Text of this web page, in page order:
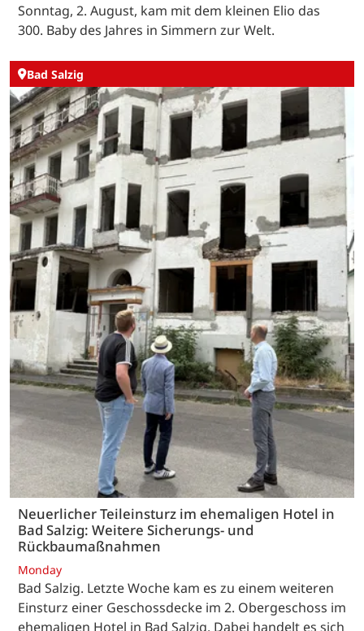
Sonntag, 2. August, kam mit dem kleinen Elio das
300. Baby des Jahres in Simmern zur Welt.
Bad Salzig
Neuerlicher Teileinsturz im ehemaligen Hotel in
Bad Salzig: Weitere Sicherungs- und
Rückbaumaßnahmen
Monday
Bad Salzig. Letzte Woche kam es zu einem weiteren
Einsturz einer Geschossdecke im 2. Obergeschoss im
ehemaligen Hotel in Bad Salzig. Dabei handelt es sich